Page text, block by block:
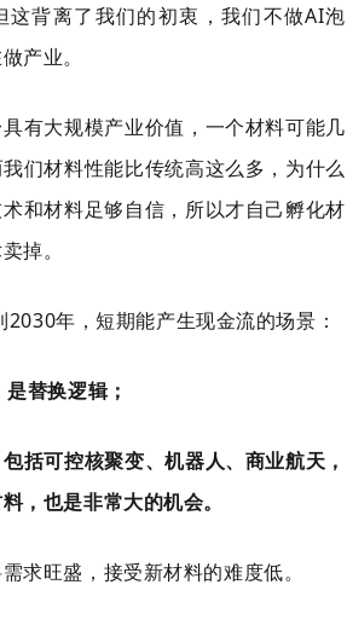
这背离了我们的初衷，我们不做AI泡
产业。
有大规模产业价值，一个材料可能几
们材料性能比传统高这么多，为什么
和材料足够自信，所以才自己孵化材
掉。
年，短期能产生现金流的场景：
替换逻辑；
括可控核聚变、机器人、商业航天，
，也是非常大的机会。
求旺盛，接受新材料的难度低。